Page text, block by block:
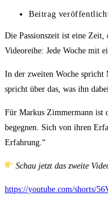
Beitrag
Die Passionszeit ist eine
Videoreihe: Jede Woche mit
In der zweiten Woche spricht
spricht über das, was ihn
Für Markus Zimmermann ist
begegnen. Sich von ihren
Erfahrung.“
Schau jetzt das zweite
https://youtube.com/shorts/